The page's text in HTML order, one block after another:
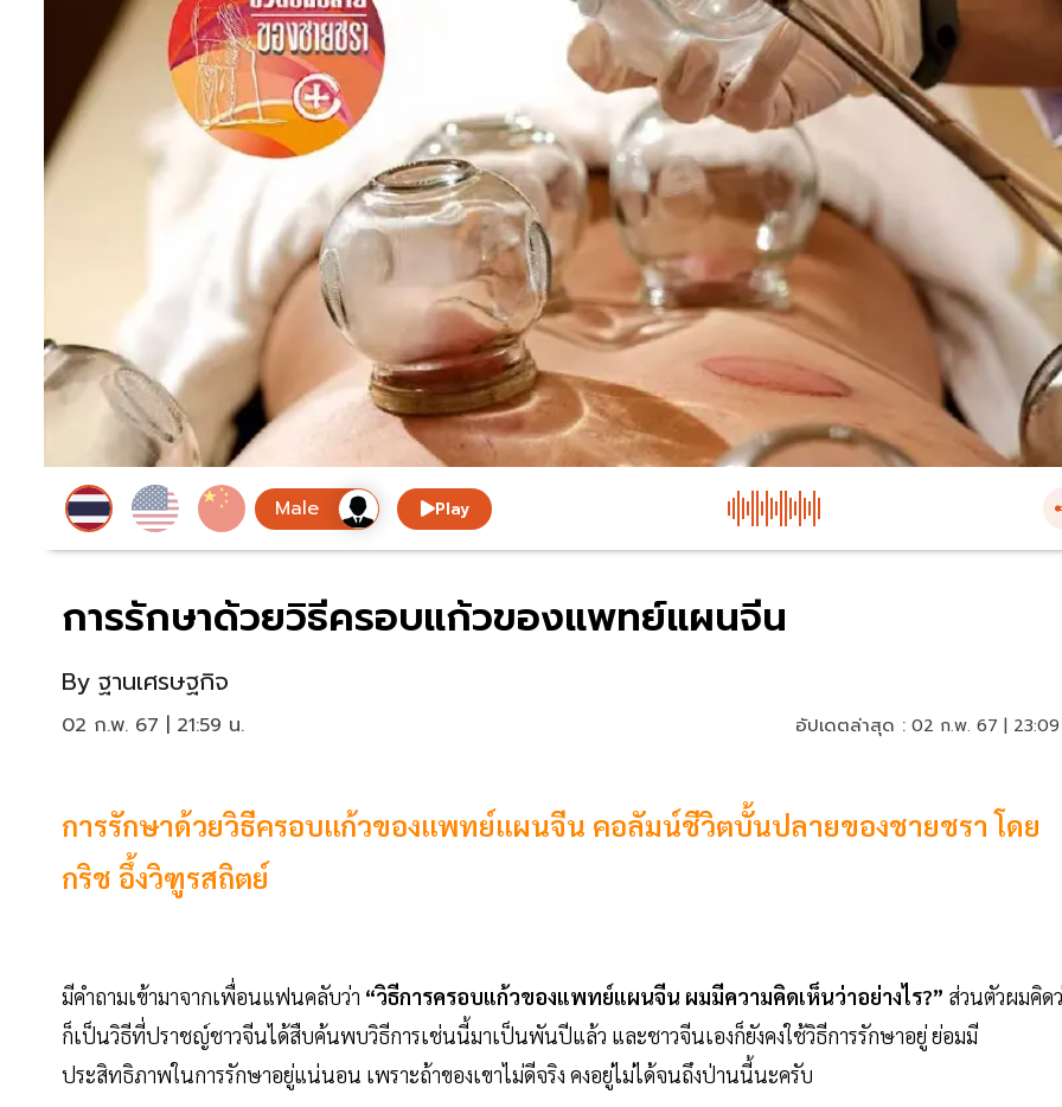
Play
การรักษาด้วยวิธีครอบแก้วของแพทย์แผนจีน
By ฐานเศรษฐกิจ
02 ก.พ. 67 | 21:59 น. อัปเดตล่าสุด : 02 ก.พ. 67 |
การรักษาด้วยวิธีครอบแก้วของแพทย์แผนจีน คอลัมน์ชีวิตบั้นปลายของชายชรา โดย
กริช อึ้งวิฑูรสถิตย์
มีคำถามเข้ามาจากเพื่อนแฟนคลับว่า “วิธีการครอบแก้วของแพทย์แผนจีน ผมมีความคิดเห็นว่าอย่างไร?” ส่วนตัวผมคิด
ก็เป็นวิธีที่ปราชญ์ชาวจีนได้สืบค้นพบวิธีการเช่นนี้มาเป็นพันปีแล้ว และชาวจีนเองก็ยังคงใช้วิธีการรักษาอยู่ ย่อมมี
ประสิทธิภาพในการรักษาอยู่แน่นอน เพราะถ้าของเขาไม่ดีจริง คงอยู่ไม่ได้จนถึงป่านนี้นะครับ